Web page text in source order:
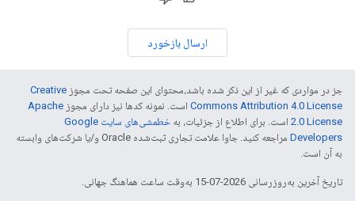
ارسال بازخورد
جز در مواردی که غیر از این ذکر شده باشد،‌محتوای این صفحه تحت مجوز Creative
Commons Attribution 4.0 License است. نمونه کدها نیز دارای مجوز Apache
2.0 License است. برای اطلاع از جزئیات، به
خطمشی‌های سایت Google
Developers‏
مراجعه کنید. جاوا علامت تجاری ثبت‌شده Oracle و/یا شرکت‌های وابسته
به آن است.
تاریخ آخرین به‌روزرسانی 2026-07-15 به‌وقت ساعت هماهنگ جهانی.